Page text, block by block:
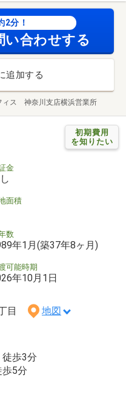
2分！
い合わせする
追加する
ィス 神奈川支店横浜営業所
初期費用
を知りたい
金
面積
数
年1月(築37年8ヶ月)
可能時期
年10月1日
目 地図
歩3分
5分